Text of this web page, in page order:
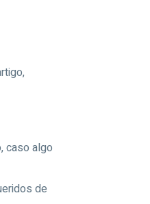
caso algo
de